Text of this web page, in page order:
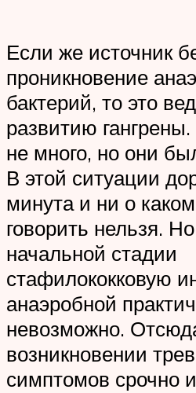
Если же источник
проникновение
бактерий, то это
развитию
не много, но они
В этой ситуации
минута и ни о
говорить нельзя.
начальной стадии
стафилококковую
анаэробной
невозможно.
возникновении
симптомов срочно